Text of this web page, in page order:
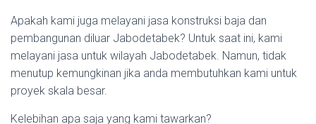
Apakah kami juga melayani jasa konstruksi baja dan
pembangunan diluar Jabodetabek? Untuk saat ini, kami
melayani jasa untuk wilayah Jabodetabek. Namun, tidak
menutup kemungkinan jika anda membutuhkan kami untuk
proyek skala besar.
Kelebihan apa saja yang kami tawarkan?